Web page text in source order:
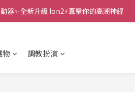
炮機👍小奶狗🩷小飛象💜
器✨全新升級 Ion2⚡直擊你的高潮神經
炮機👍小奶狗🩷小飛象💜
物 調教扮演